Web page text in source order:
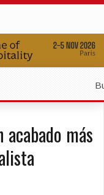
más